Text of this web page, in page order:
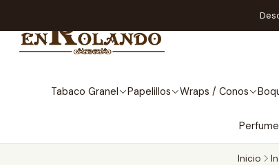
Tabaco Granel Papelillos Wraps / Conos
Inicio